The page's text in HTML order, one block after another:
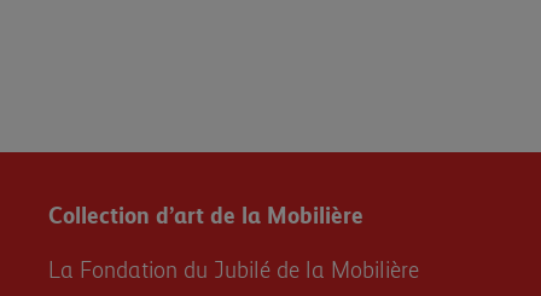
Collection d’art de la Mobilière
La Fondation du Jubilé de la Mobilière